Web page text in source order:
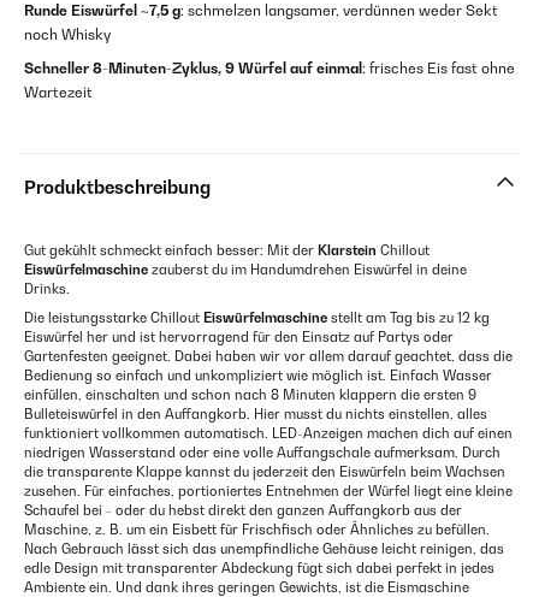
Runde Eiswürfel ~7,5 g: schmelzen langsamer, verdünnen weder Sekt
noch Whisky
Schneller 8-Minuten-Zyklus, 9 Würfel auf einmal : frisches Eis fast ohne
Wartezeit
Produktbeschreibung
Gut gekühlt schmeckt einfach besser: Mit der Klarstein Chillout
Eiswürfelmaschine zauberst du im Handumdrehen Eiswürfel in deine
Drinks.
Die leistungsstarke Chillout Eiswürfelmaschine stellt am Tag bis zu 12 kg
Eiswürfel her und ist hervorragend für den Einsatz auf Partys oder
Gartenfesten geeignet. Dabei haben wir vor allem darauf geachtet, dass die
Bedienung so einfach und unkompliziert wie möglich ist. Einfach Wasser
einfüllen, einschalten und schon nach 8 Minuten klappern die ersten 9
Bulleteiswürfel in den Auffangkorb. Hier musst du nichts einstellen, alles
funktioniert vollkommen automatisch. LED-Anzeigen machen dich auf einen
niedrigen Wasserstand oder eine volle Auffangschale aufmerksam. Durch
die transparente Klappe kannst du jederzeit den Eiswürfeln beim Wachsen
zusehen. Für einfaches, portioniertes Entnehmen der Würfel liegt eine kleine
Schaufel bei - oder du hebst direkt den ganzen Auffangkorb aus der
Maschine, z. B. um ein Eisbett für Frischfisch oder Ähnliches zu befüllen.
Nach Gebrauch lässt sich das unempfindliche Gehäuse leicht reinigen, das
edle Design mit transparenter Abdeckung fügt sich dabei perfekt in jedes
Ambiente ein. Und dank ihres geringen Gewichts, ist die Eismaschine